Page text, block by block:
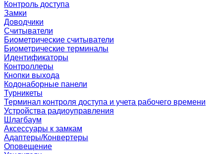
Контроль доступа
Замки
Доводчики
Считыватели
Биометрические считыватели
Биометрические терминалы
Идентификаторы
Контроллеры
Кнопки выхода
Кодонаборные панели
Турникеты
Терминал контроля доступа и учета рабочего времени
Устройства радиоуправления
Шлагбаум
Аксессуары к замкам
Адаптеры/Конвертеры
Оповещение